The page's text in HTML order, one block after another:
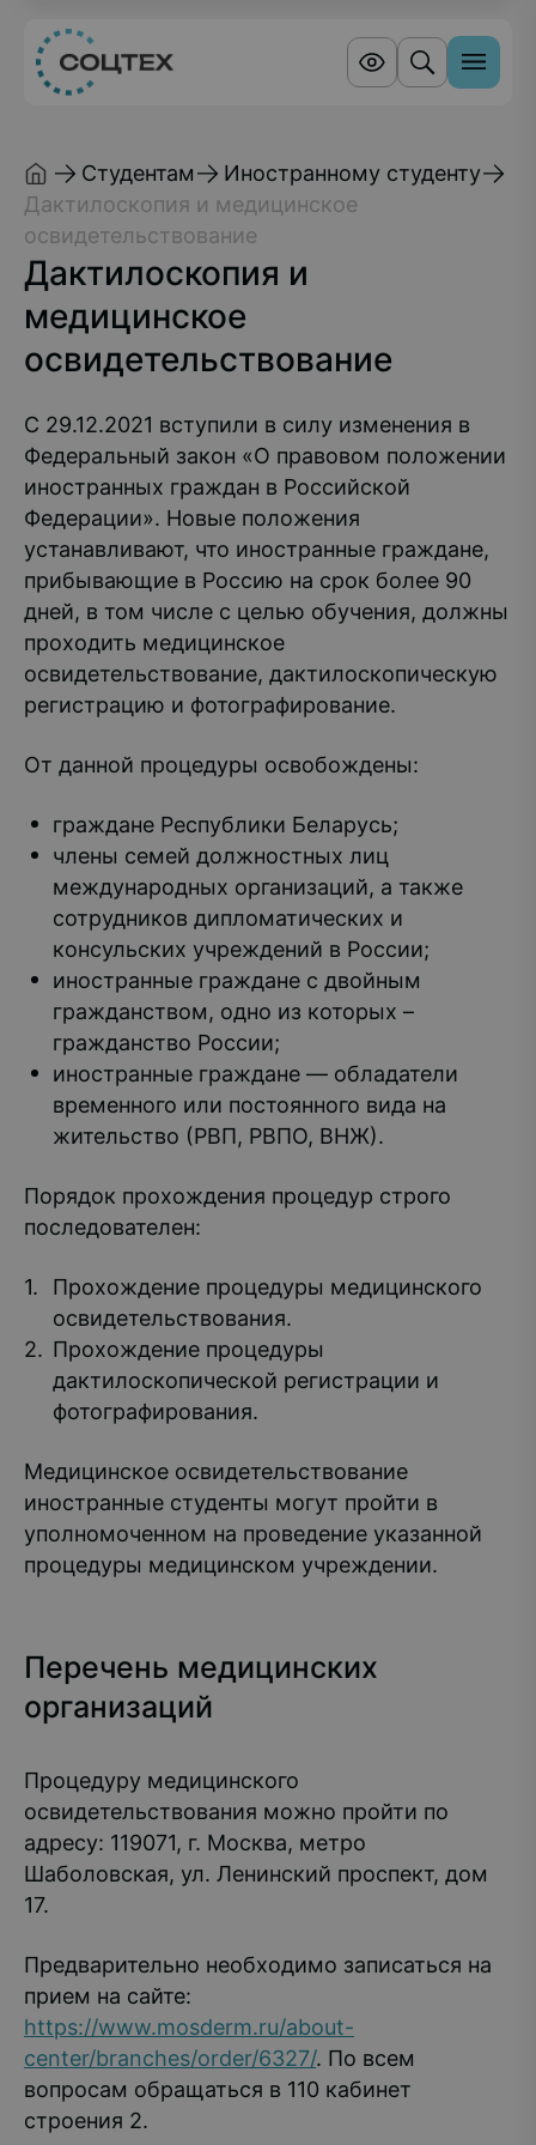
Студентам
Иностранному студенту
Дактилоскопия и медицинское
освидетельствование
Дактилоскопия и
медицинское
освидетельствование
С 29.12.2021 вступили в силу изменения в
Федеральный закон «О правовом положении
иностранных граждан в Российской
Федерации». Новые положения
устанавливают, что иностранные граждане,
прибывающие в Россию на срок более 90
дней, в том числе с целью обучения, должны
проходить медицинское
освидетельствование, дактилоскопическую
регистрацию и фотографирование.
От данной процедуры освобождены:
граждане Республики Беларусь;
члены семей должностных лиц
международных организаций, а также
сотрудников дипломатических и
консульских учреждений в России;
иностранные граждане с двойным
гражданством, одно из которых –
гражданство России;
иностранные граждане — обладатели
временного или постоянного вида на
жительство (РВП, РВПО, ВНЖ).
Порядок прохождения процедур строго
последователен:
Прохождение процедуры медицинского
освидетельствования.
Прохождение процедуры
дактилоскопической регистрации и
фотографирования.
Медицинское освидетельствование
иностранные студенты могут пройти в
уполномоченном на проведение указанной
процедуры медицинском учреждении.
Перечень медицинских
организаций
Процедуру медицинского
освидетельствования можно пройти по
адресу: 119071, г. Москва, метро
Шаболовская, ул. Ленинский проспект, дом
17.
Предварительно необходимо записаться на
прием на сайте:
https://www.mosderm.ru/about-
center/branches/order/6327/. По всем
вопросам обращаться в 110 кабинет
строения 2.